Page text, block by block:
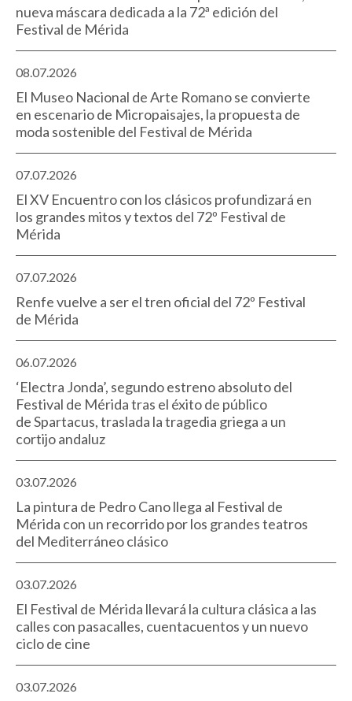
nueva máscara dedicada a la 72ª edición del
Festival de Mérida
08.07.2026
El Museo Nacional de Arte Romano se convierte
en escenario de Micropaisajes, la propuesta de
moda sostenible del Festival de Mérida
07.07.2026
El XV Encuentro con los clásicos profundizará en
los grandes mitos y textos del 72º Festival de
Mérida
07.07.2026
Renfe vuelve a ser el tren oficial del 72º Festival
de Mérida
06.07.2026
‘Electra Jonda’, segundo estreno absoluto del
Festival de Mérida tras el éxito de público
de Spartacus, traslada la tragedia griega a un
cortijo andaluz
03.07.2026
La pintura de Pedro Cano llega al Festival de
Mérida con un recorrido por los grandes teatros
del Mediterráneo clásico
03.07.2026
El Festival de Mérida llevará la cultura clásica a las
calles con pasacalles, cuentacuentos y un nuevo
ciclo de cine
03.07.2026